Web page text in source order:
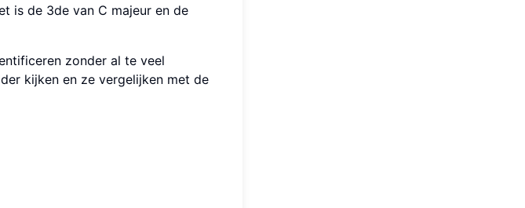
is de 3de van C majeur en de
zonder al te veel
kijken en ze vergelijken met de